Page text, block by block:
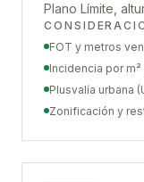
Plano Límite,
FOT y metros
Incidencia por
Plusvalía urbana
Zonificación y